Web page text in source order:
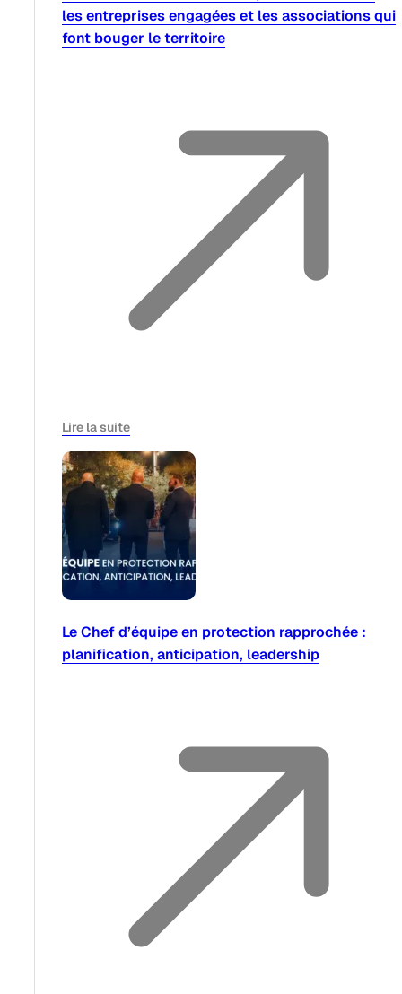
les entreprises engagées et les associations qui
font bouger le territoire
Lire la suite
Le Chef d’équipe en protection rapprochée :
planification, anticipation, leadership